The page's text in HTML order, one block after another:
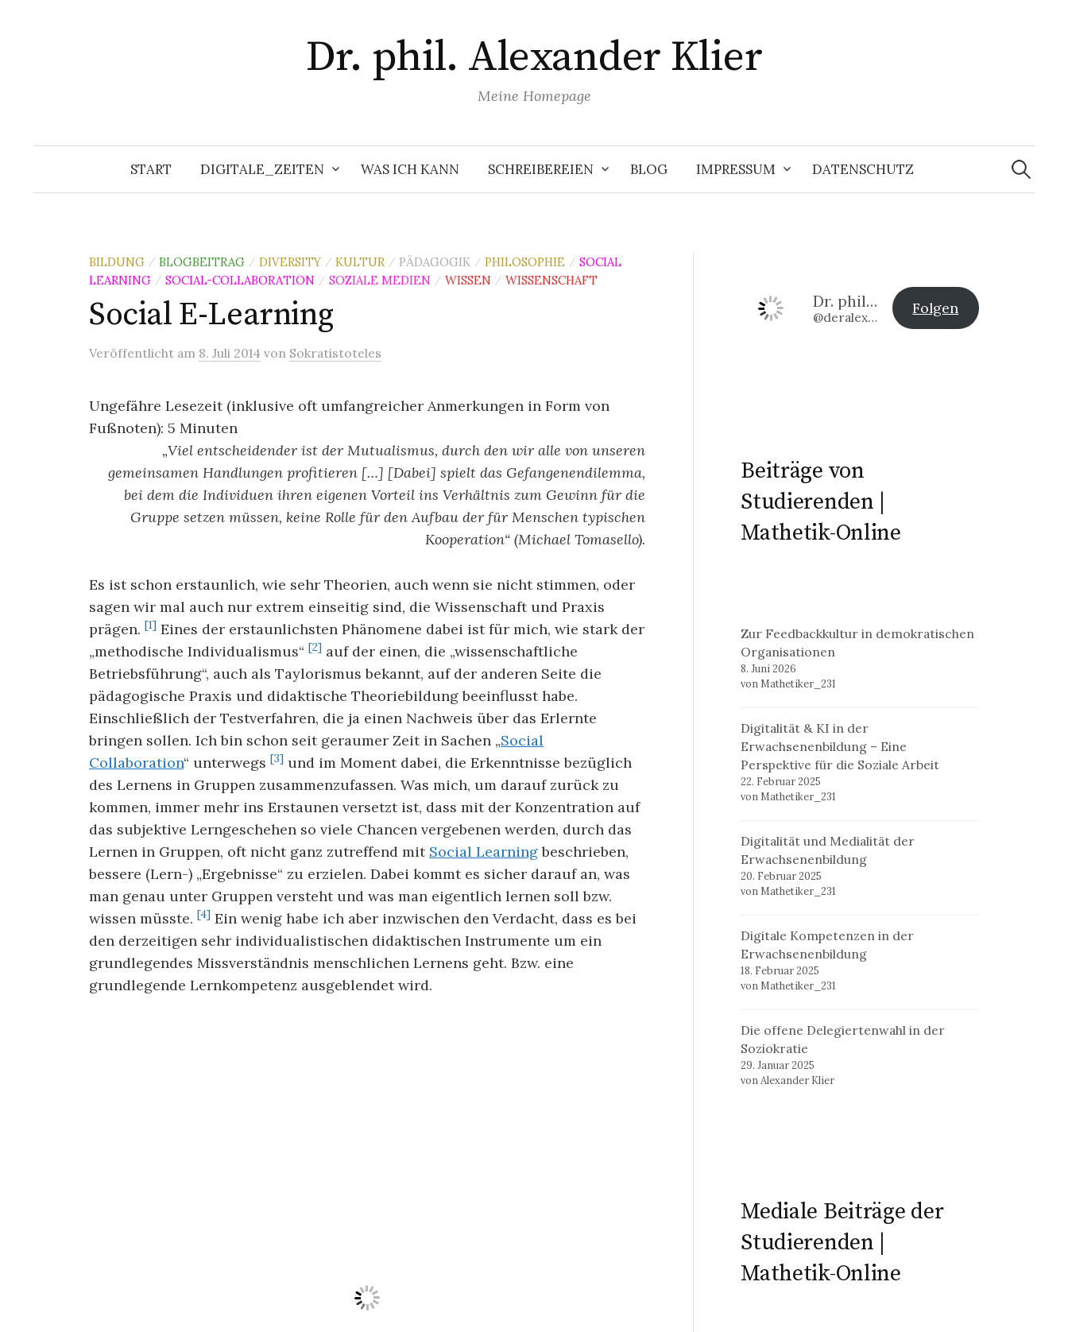
Dr. phil. Alexander Klier
Meine Homepage
START DIGITALE_ZEITEN WAS ICH KANN SCHREIBEREIEN BLOG IMPRESSUM DATENSCHUTZ
Suchen
nach:
BILDUNG / BLOGBEITRAG / DIVERSITY / KULTUR / PÄDAGOGIK / PHILOSOPHIE / SOCIAL
LEARNING / SOCIAL-COLLABORATION / SOZIALE MEDIEN / WISSEN / WISSENSCHAFT
Social E-Learning
Veröffentlicht am 8. Juli 2014 von Sokratistoteles
Ungefähre Lesezeit (inklusive oft umfangreicher Anmerkungen in Form von
Fußnoten): 5 Minuten
„Viel entscheidender ist der Mutualismus, durch den wir alle von unseren
gemeinsamen Handlungen profitieren […] [Dabei] spielt das Gefangenendilemma,
bei dem die Individuen ihren eigenen Vorteil ins Verhältnis zum Gewinn für die
Gruppe setzen müssen, keine Rolle für den Aufbau der für Menschen typischen
Kooperation“ (Michael Tomasello).
Es ist schon erstaunlich, wie sehr Theorien, auch wenn sie nicht stimmen, oder
sagen wir mal auch nur extrem einseitig sind, die Wissenschaft und Praxis
prägen. [1] Eines der erstaunlichsten Phänomene dabei ist für mich, wie stark der
„methodische Individualismus“ [2] auf der einen, die „wissenschaftliche
Betriebsführung“, auch als Taylorismus bekannt, auf der anderen Seite die
pädagogische Praxis und didaktische Theoriebildung beeinflusst habe.
Einschließlich der Testverfahren, die ja einen Nachweis über das Erlernte
bringen sollen. Ich bin schon seit geraumer Zeit in Sachen „Social
Collaboration“ unterwegs [3] und im Moment dabei, die Erkenntnisse bezüglich
des Lernens in Gruppen zusammenzufassen. Was mich, um darauf zurück zu
kommen, immer mehr ins Erstaunen versetzt ist, dass mit der Konzentration auf
das subjektive Lerngeschehen so viele Chancen vergebenen werden, durch das
Lernen in Gruppen, oft nicht ganz zutreffend mit Social Learningbeschrieben,
bessere (Lern-) „Ergebnisse“ zu erzielen. Dabei kommt es sicher darauf an, was
man genau unter Gruppen versteht und was man eigentlich lernen soll bzw.
wissen müsste. [4] Ein wenig habe ich aber inzwischen den Verdacht, dass es bei
den derzeitigen sehr individualistischen didaktischen Instrumente um ein
grundlegendes Missverständnis menschlichen Lernens geht. Bzw. eine
grundlegende Lernkompetenz ausgeblendet wird.
Dr. phil. Alexander Klier
@deralexander2@www.alexander-klier.net
Folgen
Beiträge von
Studierenden |
Mathetik-Online
Zur Feedbackkultur in demokratischen
Organisationen
8. Juni 2026
von Mathetiker_231
Digitalität & KI in der
Erwachsenenbildung – Eine
Perspektive für die Soziale Arbeit
22. Februar 2025
von Mathetiker_231
Digitalität und Medialität der
Erwachsenenbildung
20. Februar 2025
von Mathetiker_231
Digitale Kompetenzen in der
Erwachsenenbildung
18. Februar 2025
von Mathetiker_231
Die offene Delegiertenwahl in der
Soziokratie
29. Januar 2025
von Alexander Klier
Mediale Beiträge der
Studierenden |
Mathetik-Online